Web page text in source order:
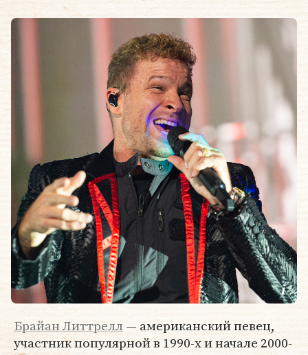
Брайан Литтрелл — американский певец,
участник популярной в 1990-х и начале 2000-